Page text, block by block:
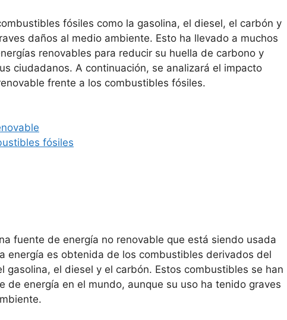
fósiles como la gasolina, el diesel, el carbón y
daños al medio ambiente. Esto ha llevado a muchos
renovables para reducir su huella de carbono y
ciudadanos. A continuación, se analizará el impacto
frente a los combustibles fósiles.
fósiles
fuente de energía no renovable que está siendo usada
energía es obtenida de los combustibles derivados del
gasolina, el diesel y el carbón. Estos combustibles se han
de energía en el mundo, aunque su uso ha tenido graves